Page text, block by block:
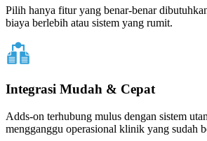
Pilih hanya fitur yang benar-benar
biaya berlebih atau sistem yang rumit.
Integrasi Mudah & Cepat
Adds-on terhubung mulus dengan sistem
mengganggu operasional klinik yang sudah